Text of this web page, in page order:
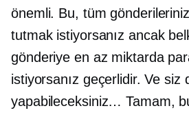
önemli. Bu, tüm
tutmak istiyorsanız ancak
gönderiye en az miktarda
istiyorsanız geçerlidir. Ve siz
yapabileceksiniz… Tamam,